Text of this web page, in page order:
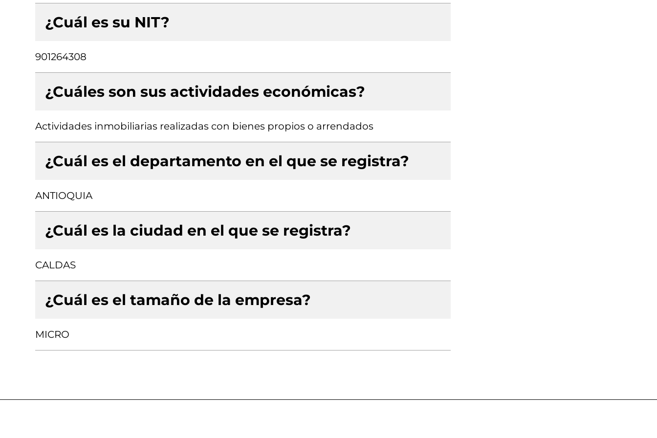
¿Cuál es su NIT?
901264308
¿Cuáles son sus actividades económicas?
Actividades inmobiliarias realizadas con bienes propios o arrendados
¿Cuál es el departamento en el que se registra?
ANTIOQUIA
¿Cuál es la ciudad en el que se registra?
CALDAS
¿Cuál es el tamaño de la empresa?
MICRO